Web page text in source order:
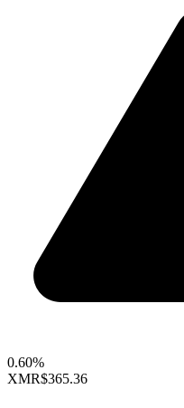
0.60%
XMR$365.36